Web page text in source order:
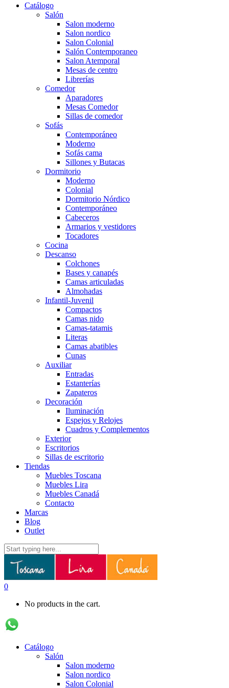
Catálogo
Salón
Salon moderno
Salon nordico
Salon Colonial
Salón Contemporaneo
Salon Atemporal
Mesas de centro
Librerías
Comedor
Aparadores
Mesas Comedor
Sillas de comedor
Sofás
Contemporáneo
Moderno
Sofás cama
Sillones y Butacas
Dormitorio
Moderno
Colonial
Dormitorio Nórdico
Contemporáneo
Cabeceros
Armarios y vestidores
Tocadores
Cocina
Descanso
Colchones
Bases y canapés
Camas articuladas
Almohadas
Infantil-Juvenil
Compactos
Camas nido
Camas-tatamis
Literas
Camas abatibles
Cunas
Auxiliar
Entradas
Estanterías
Zapateros
Decoración
Iluminación
Espejos y Relojes
Cuadros y Complementos
Exterior
Escritorios
Sillas de escritorio
Tiendas
Muebles Toscana
Muebles Lira
Muebles Canadá
Contacto
Marcas
Blog
Outlet
0
No products in the cart.
Catálogo
Salón
Salon moderno
Salon nordico
Salon Colonial